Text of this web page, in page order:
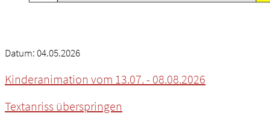
Datum:04.05.2026
Kinderanimation vom 13.07. - 08.08.2026
Textanriss überspringen